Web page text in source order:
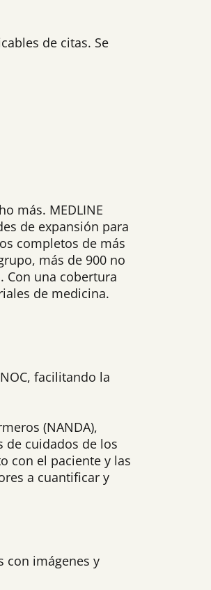
de citas. Se
más. MEDLINE
de expansión para
completos de más
más de 900 no
Con una cobertura
de medicina.
facilitando la
(NANDA),
de cuidados de los
con el paciente y las
a cuantificar y
con imágenes y